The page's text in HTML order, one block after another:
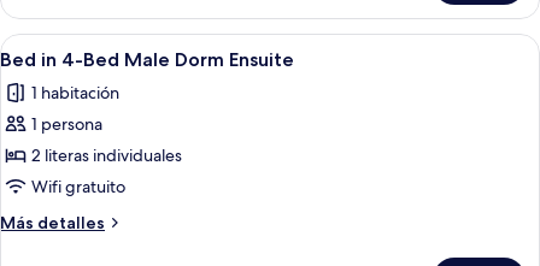
Bed
Private
Room
Abrir
todas
las
fotos
de
Bed
in
4-
Camas literas con estructura
9
Bed in 4-Bed Male Dorm Ensuite
1 habitación
1 persona
2 literas individuales
Wifi gratuito
Más detalles
Más